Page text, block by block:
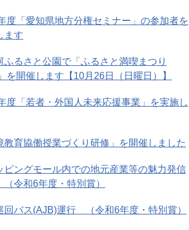
度「愛知県地方分権セミナー」の参加者を
ます
ふるさと公園で「ふるさと満喫まつり
を開催します【10月26日（日曜日）】
度「若者・外国人未来応援事業」を実施し
教育協働授業づくり研修」を開催しました
ピングモール内での地元産業等の魅力発信
令和6年度・特別賞）
回バス(AJB)運行 （令和6年度・特別賞）